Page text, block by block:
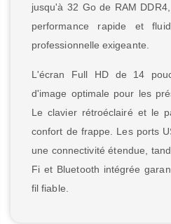
jusqu'à 32 Go de RAM
performance rapide et
professionnelle exigeante.
L'écran Full HD de 14
d'image optimale pour les
Le clavier rétroéclairé et le
confort de frappe. Les ports
une connectivité étendue,
Fi et Bluetooth intégrée
fil fiable.